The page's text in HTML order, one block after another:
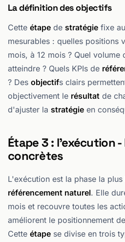
La définition des objectifs
Cette étape de stratégie fixe
mesurables : quelles positions
mois, à 12 mois ? Quel volume
atteindre ? Quels KPIs de
? Des objectifs clairs
objectivement le résultat de
d'ajuster la stratégie en
Étape 3 : l'exécution
concrètes
L'exécution est la phase la
référencement naturel. Elle
mois et recouvre toutes les
améliorent le positionnement
Cette étape se divise en trois